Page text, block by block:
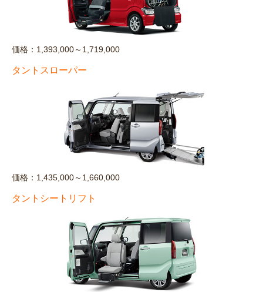
価格：1,393,000～1,719,000
タントスローパー
価格：1,435,000～1,660,000
タントシートリフト